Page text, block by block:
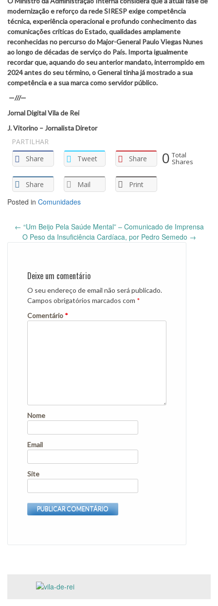
modernização e reforço da rede SIRESP exige competência
técnica, experiência operacional e profundo conhecimento das
comunicações críticas do Estado, qualidades amplamente
reconhecidas no percurso do Major-General Paulo Viegas Nunes
ao longo de décadas de serviço do País. Importa igualmente
recordar que, aquando do seu anterior mandato, interrompido em
2024 antes do seu término, o General tinha já mostrado a sua
competência e a sua marca como servidor público.
—///—
Jornal Digital Vila de Rei
J. Vitorino – Jornalista Diretor
PARTILHAR
Share
Tweet Share
Share Mail Print
0 Total
Shares
Posted in Comunidades
Post
navigation
← “Um Beijo Pela Saúde Mental” – Comunicado de Imprensa
O Peso da Insuficiência Cardíaca, por Pedro Semedo →
Deixe um comentário
O seu endereço de email não será publicado.
Campos obrigatórios marcados com *
Comentário *
Nome
Email
Site